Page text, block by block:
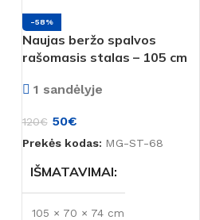
BŪKLĖ
SPALVA
Beržas
Pilka
-58%
Naujas beržo spalvos
rašomasis stalas – 105 cm
1 sandėlyje
120€ 50€
Prekės kodas: MG-ST-68
IŠMATAVIMAI
105 × 70 × 74 cm